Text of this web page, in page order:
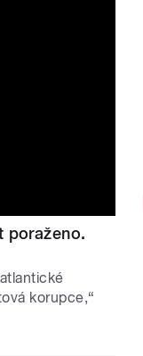
poraženo.
korupce,“